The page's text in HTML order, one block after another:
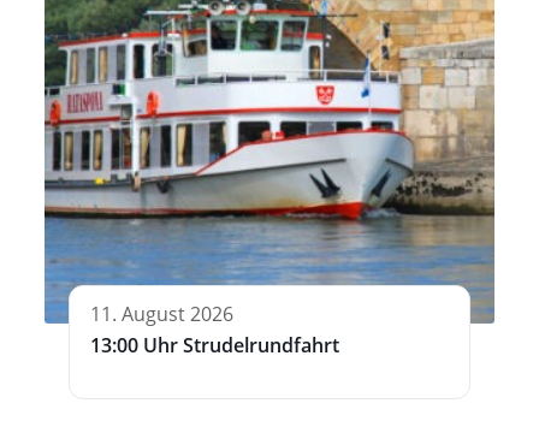
11. August 2026
13:00 Uhr Strudelrundfahrt